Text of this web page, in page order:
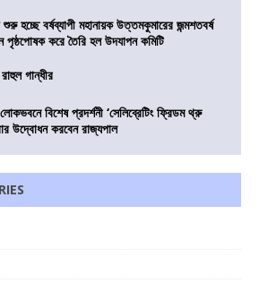
হচ্ছে বর্ষব্যাপী মহানায়ক উত্তমকুমারের জন্মশতবর্ষ
পৃষ্ঠপোষক করে তৈরি হল উদযাপন কমিটি
গান্ধীর
বিশেষ প্রদর্শনী ‘সেলিব্রেটিং ফ্রিডম থ্রু
উদ্বোধন করবেন রাজ্যপাল